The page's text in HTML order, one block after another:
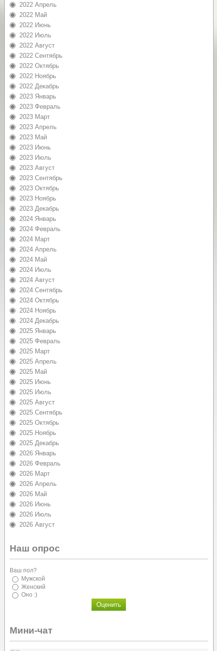
2022 Апрель
2022 Май
2022 Июнь
2022 Июль
2022 Август
2022 Сентябрь
2022 Октябрь
2022 Ноябрь
2022 Декабрь
2023 Январь
2023 Февраль
2023 Март
2023 Апрель
2023 Май
2023 Июнь
2023 Июль
2023 Август
2023 Сентябрь
2023 Октябрь
2023 Ноябрь
2023 Декабрь
2024 Январь
2024 Февраль
2024 Март
2024 Апрель
2024 Май
2024 Июль
2024 Август
2024 Сентябрь
2024 Октябрь
2024 Ноябрь
2024 Декабрь
2025 Январь
2025 Февраль
2025 Март
2025 Апрель
2025 Май
2025 Июнь
2025 Июль
2025 Август
2025 Сентябрь
2025 Октябрь
2025 Ноябрь
2025 Декабрь
2026 Январь
2026 Февраль
2026 Март
2026 Апрель
2026 Май
2026 Июнь
2026 Июль
2026 Август
Наш опрос
Ваш пол?
Мужской
Женский
Оно :)
Мини-чат